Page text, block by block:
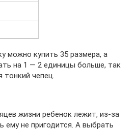
можно купить 35 размера, а
на 1 — 2 единицы больше, так
тонкий чепец.
жизни ребенок лежит, из-за
ему не пригодится. А выбрать